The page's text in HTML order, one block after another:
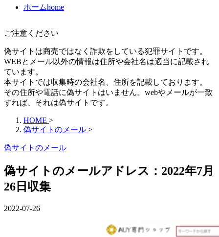
ホームhome
ご注意ください
偽サイトは商売ではなく詐欺をしている犯罪サイトです。
WEBとメール以外の情報は住所や会社名は適当に記載され
ています。
本サイトでは収集時の会社名、住所を記載しております。
その住所や電話に偽サイトはいません。webやメールが一致
すれば、それは偽サイトです。
HOME >
偽サイトのメール >
偽サイトのメール
偽サイトのメールアドレス：2022年7月
26日収集
2022-07-26